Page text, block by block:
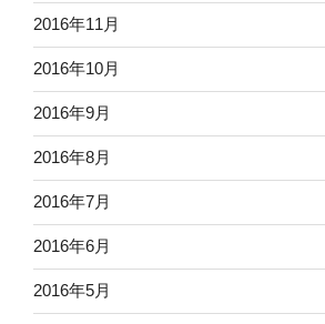
2016年11月
2016年10月
2016年9月
2016年8月
2016年7月
2016年6月
2016年5月